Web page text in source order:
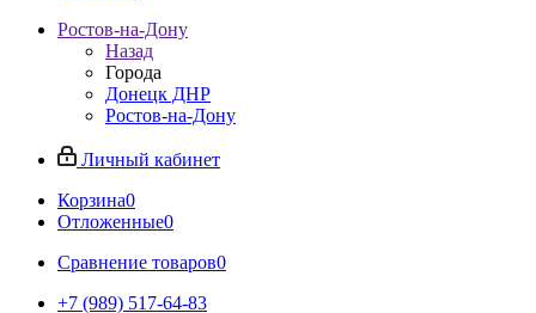
Ростов-на-Дону
Назад
Города
Донецк ДНР
Ростов-на-Дону
Личный кабинет
Корзина0
Отложенные0
Сравнение товаров0
+7 (989) 517-64-83